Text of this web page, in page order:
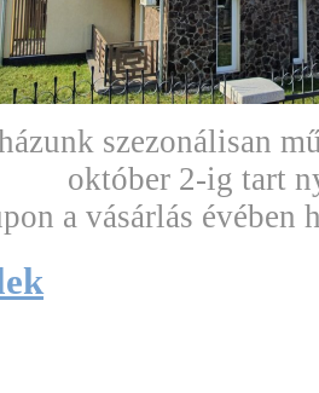
szezonálisan
október 2-ig tart
a vásárlás évében